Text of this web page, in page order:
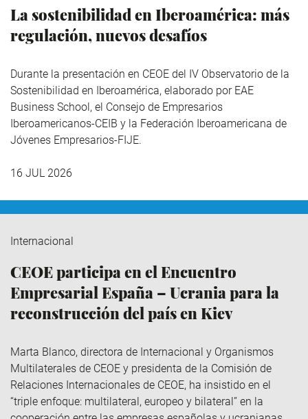
La sostenibilidad en Iberoamérica: más
regulación, nuevos desafíos
Durante la presentación en CEOE del IV Observatorio de la
Sostenibilidad en Iberoamérica, elaborado por EAE
Business School, el Consejo de Empresarios
Iberoamericanos-CEIB y la Federación Iberoamericana de
Jóvenes Empresarios-FIJE.
16 JUL 2026
Internacional
CEOE participa en el Encuentro
Empresarial España – Ucrania para la
reconstrucción del país en Kiev
Marta Blanco, directora de Internacional y Organismos
Multilaterales de CEOE y presidenta de la Comisión de
Relaciones Internacionales de CEOE, ha insistido en el
“triple enfoque: multilateral, europeo y bilateral” en la